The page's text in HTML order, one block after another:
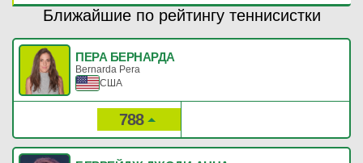
Ближайшие по рейтингу теннисистки
ПЕРА БЕРНАРДА
Bernarda Pera
США
788